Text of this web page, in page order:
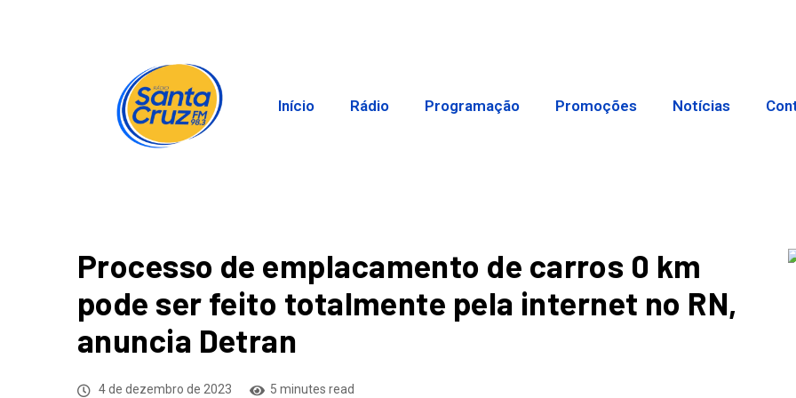
Início Rádio Programação Promoções Notícias
Processo de emplacamento de carros 0 km
pode ser feito totalmente pela internet no RN,
anuncia Detran
4 de dezembro de 2023 5 minutes read